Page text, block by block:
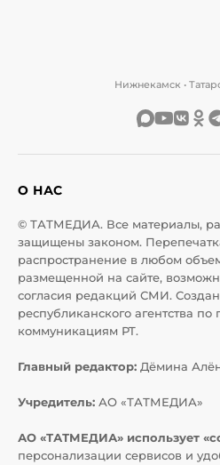
Нижнекамск •
О НАС
© ТАТМЕДИА. Все материалы,
защищены законом.
распространение в любом
размещенной на сайте,
согласия редакций СМИ.
республиканского агентства
коммуникациям РТ.
Главный редактор: Дёмина
Учредитель: АО «ТАТМЕДИА»
АО «ТАТМЕДИА» использует
персонализации сервисов и